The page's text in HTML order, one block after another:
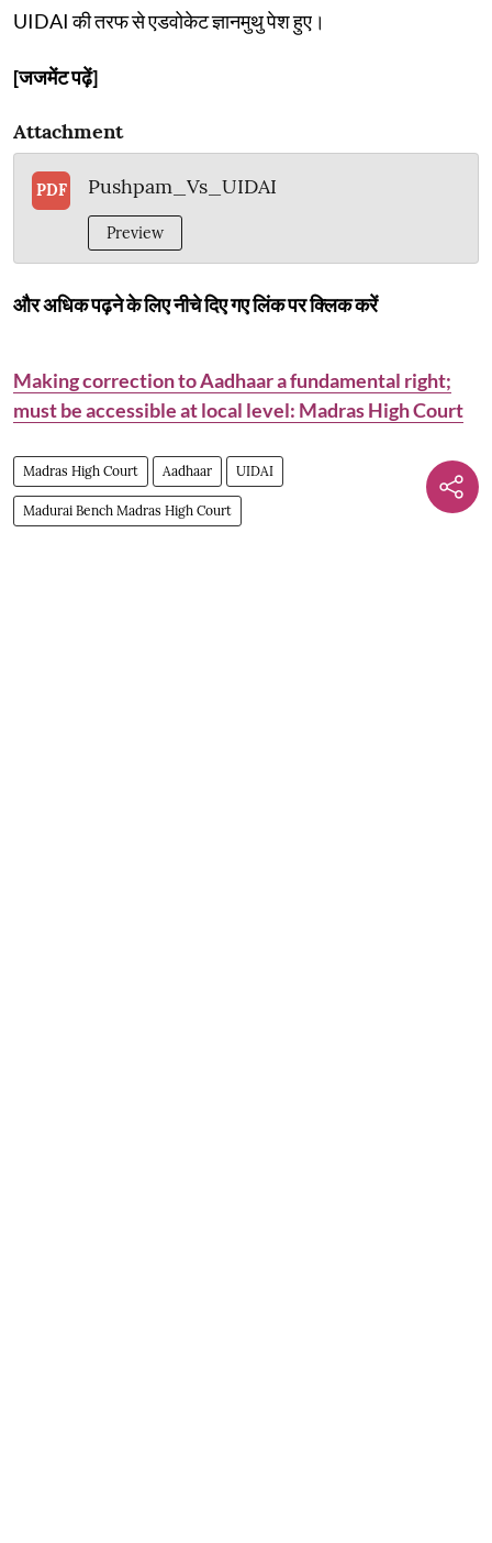
UIDAI की तरफ से एडवोकेट ज्ञानमुथु पेश हुए।
[जजमेंट पढ़ें]
Attachment
PDF Pushpam_Vs_UIDAI
Preview
और अधिक पढ़ने के लिए नीचे दिए गए लिंक पर क्लिक करें
Making correction to Aadhaar a fundamental right;
must be accessible at local level: Madras High Court
Madras High Court Aadhaar UIDAI
Madurai Bench Madras High Court